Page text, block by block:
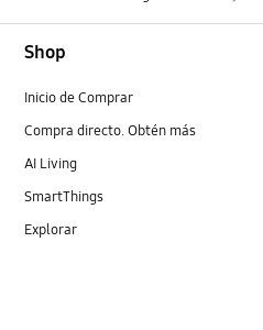
Shop
Inicio de Comprar
Compra directo. Obtén más
AI Living
SmartThings
Explorar